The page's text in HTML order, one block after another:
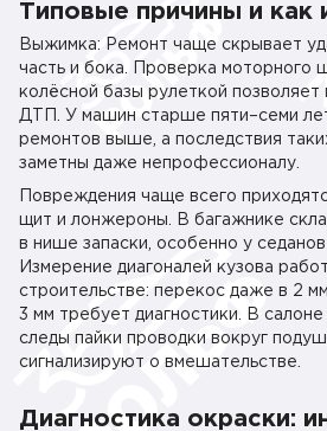
Типовые причины и как
Выжимка: Ремонт чаще скрывает
часть и бока. Проверка моторного
колёсной базы рулеткой позволяет
ДТП. У машин старше пяти–семи
ремонтов выше, а последствия
заметны даже непрофессионалу.
Повреждения чаще всего
щит и лонжероны. В багажнике
в нише запаски, особенно у
Измерение диагоналей кузова
строительстве: перекос даже в 2
3 мм требует диагностики. В
следы пайки проводки вокруг
сигнализируют о вмешательстве.
Диагностика окраски: